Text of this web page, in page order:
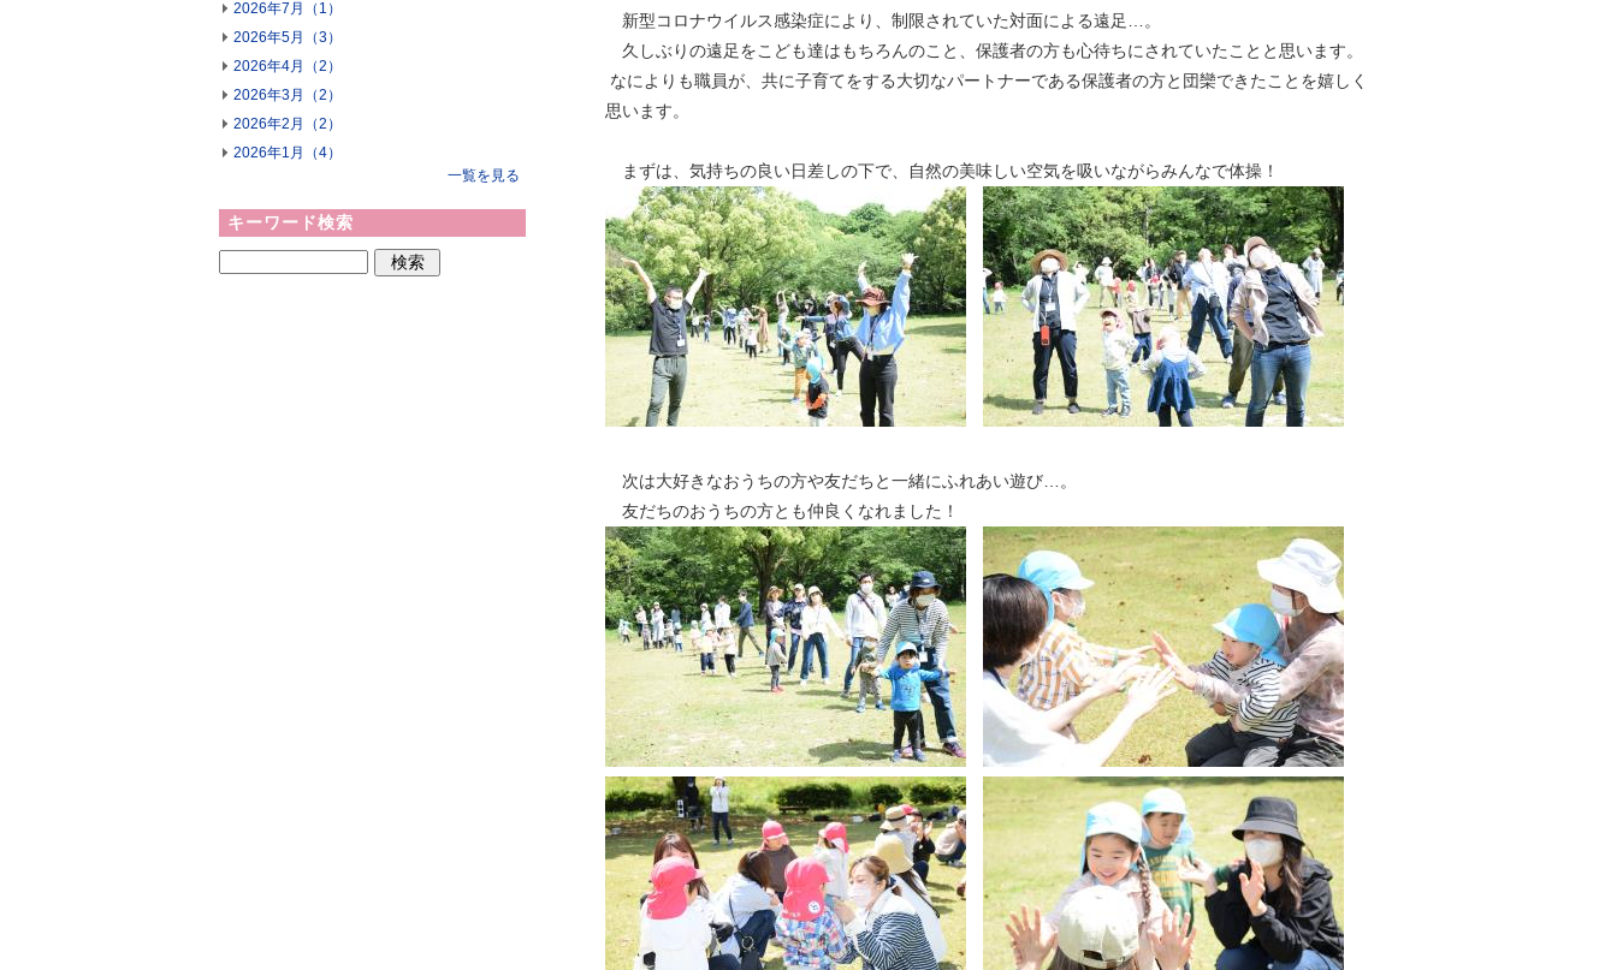
2026年7月（1）
2026年5月（3）
2026年4月（2）
2026年3月（2）
2026年2月（2）
2026年1月（4）
一覧を見る
キーワード検索
新型コロナウイルス感染症により、制限されていた対面による遠足…。
久しぶりの遠足をこども達はもちろんのこと、保護者の方も心待ちにされていたことと思います。
なによりも職員が、共に子育てをする大切なパートナーである保護者の方と団欒できたことを嬉しく
思います。
まずは、気持ちの良い日差しの下で、自然の美味しい空気を吸いながらみんなで体操！
次は大好きなおうちの方や友だちと一緒にふれあい遊び…。
友だちのおうちの方とも仲良くなれました！